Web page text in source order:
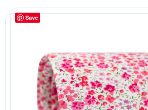
Save